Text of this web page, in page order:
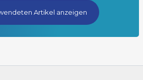
Artikel anzeigen